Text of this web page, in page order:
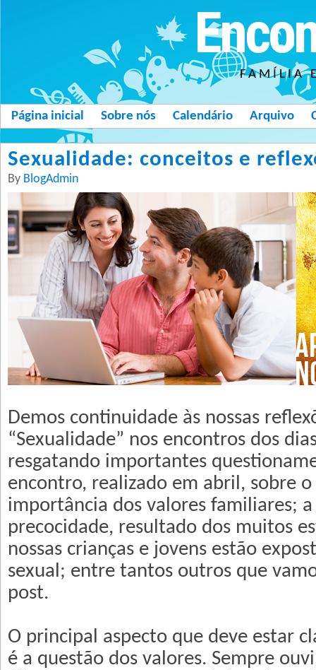
FAMÍLIA
Página inicial Sobre nós Calendário Arquivo
Sexualidade: conceitos e
By BlogAdmin
Demos continuidade às nossas
“Sexualidade” nos encontros dos
resgatando importantes
encontro, realizado em abril, sobre
importância dos valores familiares;
precocidade, resultado dos muitos
nossas crianças e jovens estão
sexual; entre tantos outros que
post.
O principal aspecto que deve estar
é a questão dos valores. Sempre